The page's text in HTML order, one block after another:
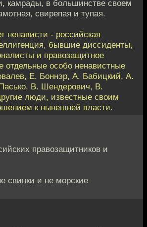
камрады, в большинстве своем
свирепая и тупая.
ненависти - российская
бывшие диссиденты,
и правозащитное
отдельные особо ненавистные
Е. Боннэр, А. Бабицкий, А.
В. Шендерович, В.
люди, известные своим
к нынешней власти.
правозащитников и
свинки и не морские